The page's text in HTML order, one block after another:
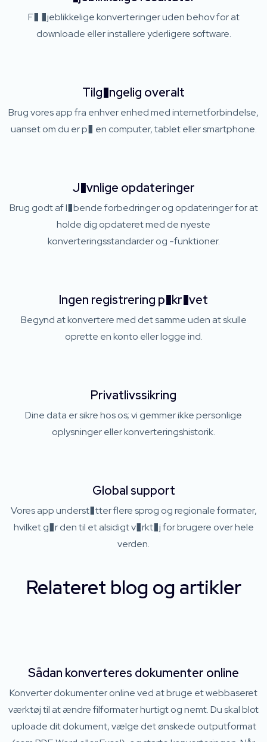
F� �jeblikkelige konverteringer uden behov for at
downloade eller installere yderligere software.
Tilg�ngelig overalt
Brug vores app fra enhver enhed med internetforbindelse,
uanset om du er p� en computer, tablet eller smartphone.
J�vnlige opdateringer
Brug godt af l�bende forbedringer og opdateringer for at
holde dig opdateret med de nyeste
konverteringsstandarder og -funktioner.
Ingen registrering p�kr�vet
Begynd at konvertere med det samme uden at skulle
oprette en konto eller logge ind.
Privatlivssikring
Dine data er sikre hos os; vi gemmer ikke personlige
oplysninger eller konverteringshistorik.
Global support
Vores app underst�tter flere sprog og regionale formater,
hvilket g�r den til et alsidigt v�rkt�j for brugere over hele
verden.
Relateret blog og artikler
Sådan konverteres dokumenter online
Konverter dokumenter online ved at bruge et webbaseret
værktøj til at ændre filformater hurtigt og nemt. Du skal blot
uploade dit dokument, vælge det ønskede outputformat